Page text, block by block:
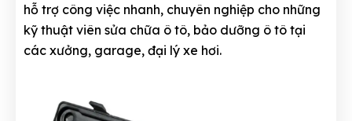
hỗ trợ công việc nhanh, chuyên nghiệp cho những
kỹ thuật viên sửa chữa ô tô, bảo dưỡng ô tô tại
các xưởng, garage, đại lý xe hơi.